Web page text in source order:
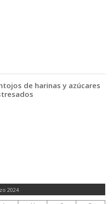
de harinas y azúcares
2024